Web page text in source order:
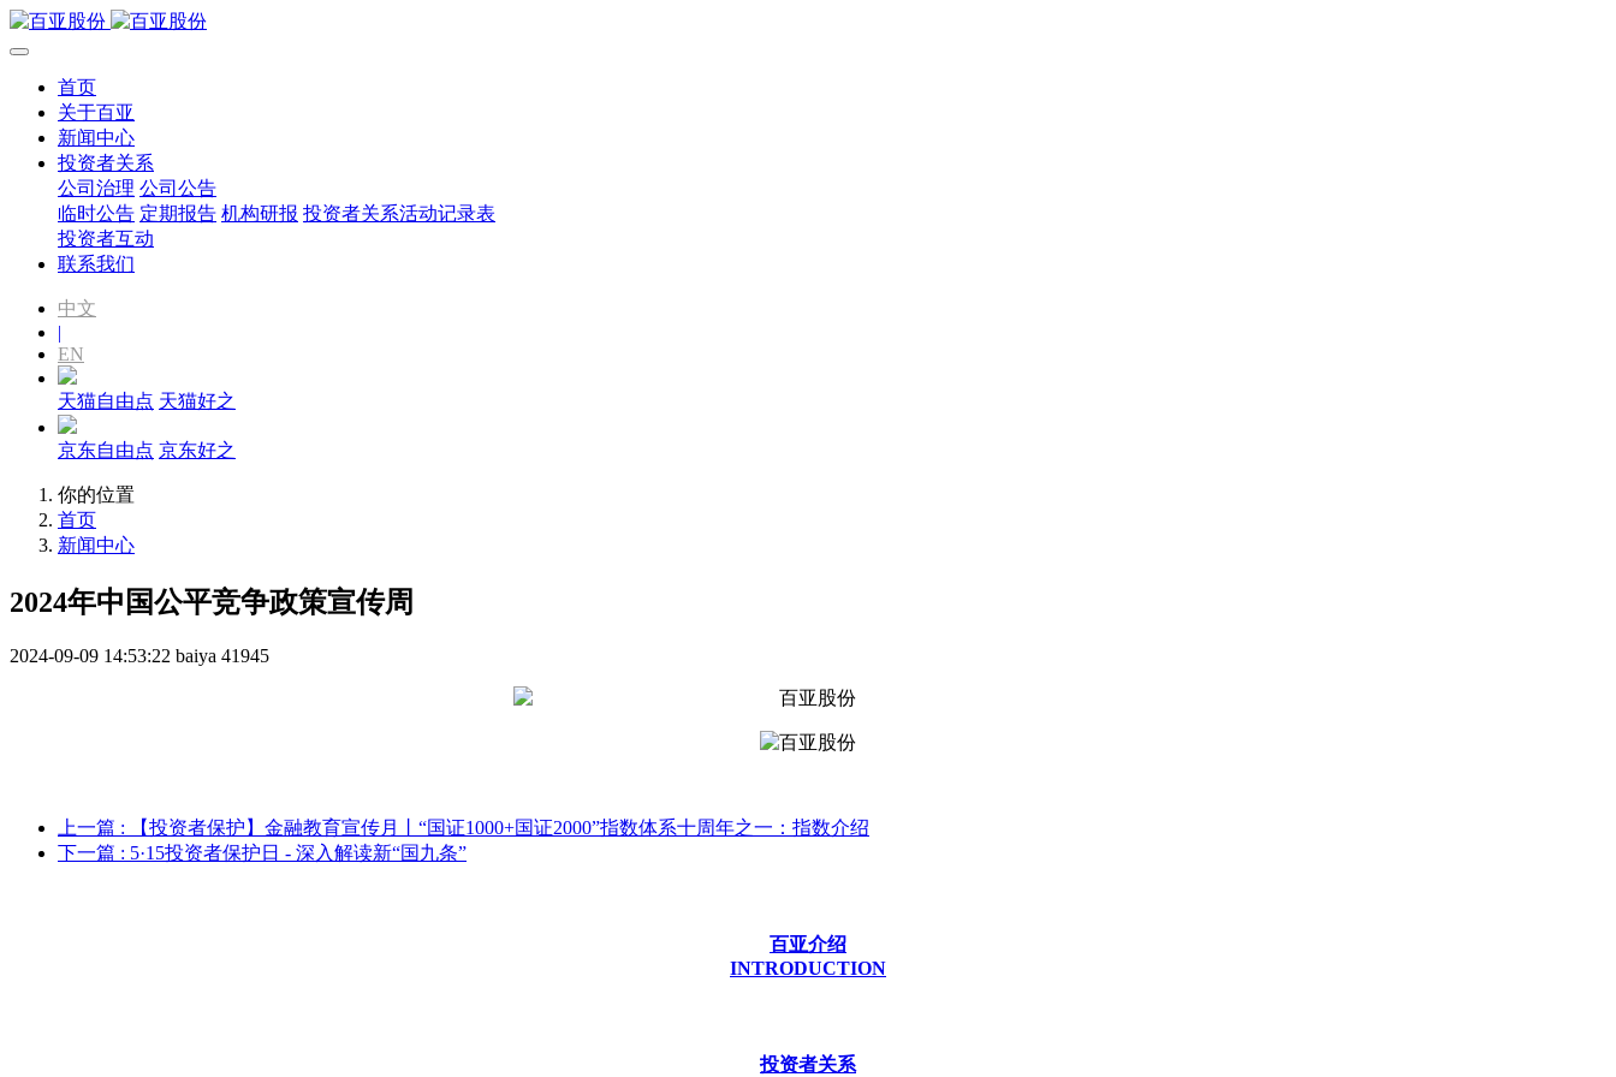
首页
关于百亚
新闻中心
投资者关系
公司治理 公司公告
临时公告 定期报告 机构研报 投资者关系活动记录表
投资者互动
联系我们
中文
|
EN
天猫自由点 天猫好之
京东自由点 京东好之
你的位置
首页
新闻中心
2024年中国公平竞争政策宣传周
2024-09-09 14:53:22 baiya 41945
上一篇 : 【投资者保护】金融教育宣传月丨“国证1000+国证2000”指数体系十周年之一：指数介绍
下一篇 : 5·15投资者保护日 - 深入解读新“国九条”
百亚介绍
INTRODUCTION
投资者关系